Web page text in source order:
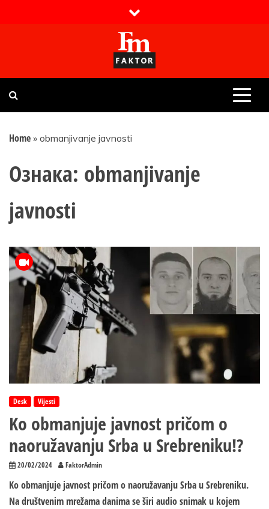
Faktor magazin
Uvijek presudan
Home » obmanjivanje javnosti
Ознака: obmanjivanje
javnosti
Desk Vijesti
Ko obmanjuje javnost pričom o
naoružavanju Srba u Srebreniku!?
20/02/2024 FaktorAdmin
Ko obmanjuje javnost pričom o naoružavanju Srba u Srebreniku.
Na društvenim mrežama danima se širi audio snimak u kojem